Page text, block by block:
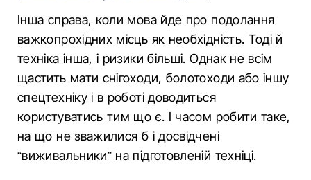
Інша справа, коли мова йде про подолання
важкопрохідних місць як необхідність. Тоді й
техніка інша, і ризики більші. Однак не всім
щастить мати снігоходи, болотоходи або іншу
спецтехніку і в роботі доводиться
користуватись тим що є. І часом робити таке,
на що не зважилися б і досвідчені
“виживальники” на підготовленій техніці.